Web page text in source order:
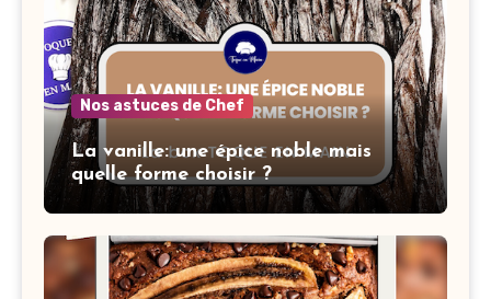
Nos astuces de Chef
La vanille: une épice noble mais
quelle forme choisir ?